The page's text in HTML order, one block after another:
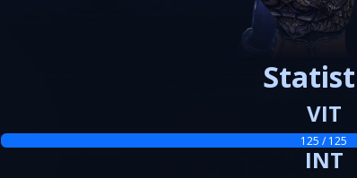
VIT
125 / 125
INT